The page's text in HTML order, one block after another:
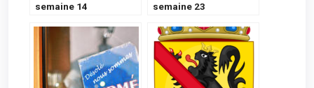
semaine 14
semaine 23